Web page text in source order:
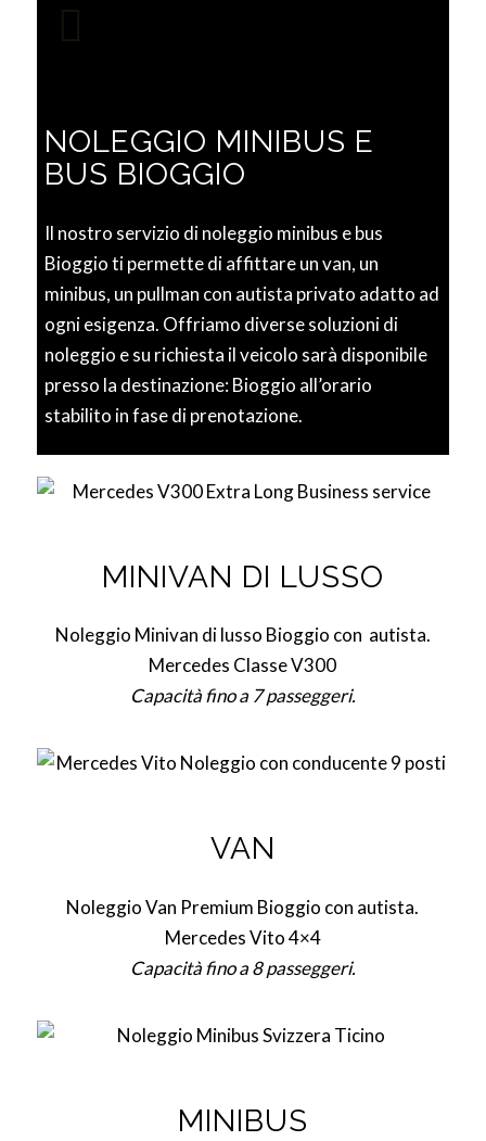
NOLEGGIO MINIBUS E
BUS BIOGGIO
Il nostro servizio di noleggio minibus e bus
Bioggio ti permette di affittare un van, un
minibus, un pullman con autista privato adatto ad
ogni esigenza. Offriamo diverse soluzioni di
noleggio e su richiesta il veicolo sarà disponibile
presso la destinazione: Bioggio all’orario
stabilito in fase di prenotazione.
MINIVAN DI LUSSO
Noleggio Minivan di lusso Bioggio con autista.
Mercedes Classe V300
Capacità fino a 7 passeggeri.
VAN
Noleggio Van Premium Bioggio con autista.
Mercedes Vito 4×4
Capacità fino a 8 passeggeri.
MINIBUS